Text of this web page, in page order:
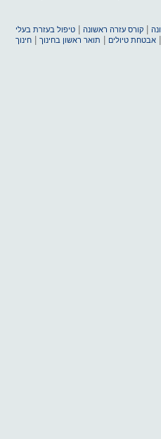
|קורס עזרה ראשונה |טיפול בעזרת בעלי
|אבטחת טיולים תואר ראשון בחינוך |חינוך